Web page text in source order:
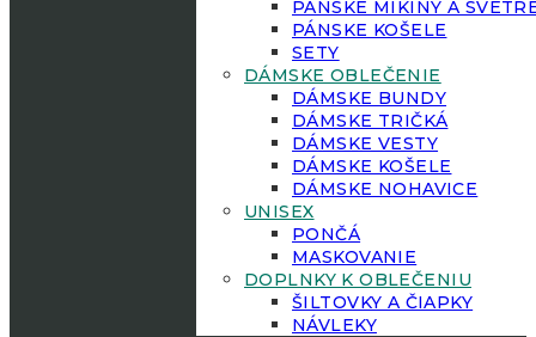
PÁNSKE MIKINY A
PÁNSKE KOŠELE
SETY
DÁMSKE OBLEČENIE
DÁMSKE BUNDY
DÁMSKE TRIČKÁ
DÁMSKE VESTY
DÁMSKE KOŠELE
DÁMSKE NOHAVICE
UNISEX
PONČÁ
MASKOVANIE
DOPLNKY K OBLEČENIU
ŠILTOVKY A ČIAPKY
NÁVLEKY